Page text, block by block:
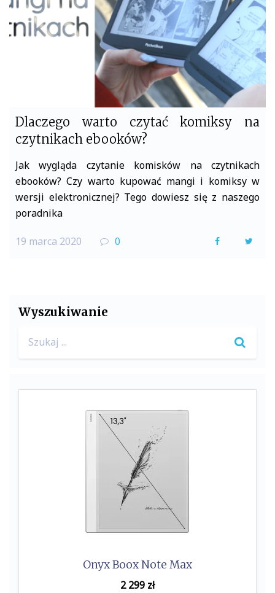
k
Dlaczego warto czytać komiksy na
czytnikach ebooków?
Jak wygląda czytanie komisków na czytnikach
ebooków? Czy warto kupować mangi i komiksy w
wersji elektronicznej? Tego dowiesz się z naszego
poradnika
19 marca 2020 0
F
k
Wyszukiwanie
for:
Onyx Boox Note Max
2 299 zł